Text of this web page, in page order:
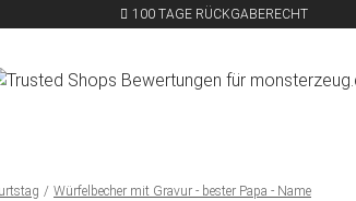
100 TAGE RÜCKGABERECHT
Würfelbecher mit Gravur - bester Papa - Name